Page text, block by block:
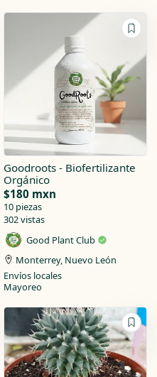
Goodroots - Biofertilizante
Orgánico
$180 mxn
10 piezas
302 vistas
Good Plant Club
Monterrey, Nuevo León
Envíos locales
Mayoreo